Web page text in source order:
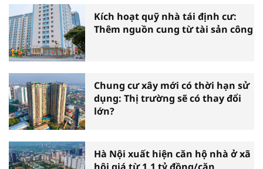
Kích hoạt quỹ nhà tái định cư:
Thêm nguồn cung từ tài sản công
Chung cư xây mới có thời hạn sử
dụng: Thị trường sẽ có thay đổi
lớn?
Hà Nội xuất hiện căn hộ nhà ở xã